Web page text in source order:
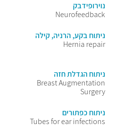
נוירופידבק
Neurofeedback
ניתוח בקע, הרניה, קילה
Hernia repair
ניתוח הגדלת חזה
Breast Augmentation
Surgery
ניתוח כפתורים
Tubes for ear infections